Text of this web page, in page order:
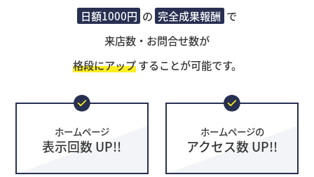
日額1000円 の 完全成果報酬 で
来店数・お問合せ数が
格段にアップすることが可能です。
ホームページ
表示回数 UP!!
ホームページの
アクセス数 UP!!